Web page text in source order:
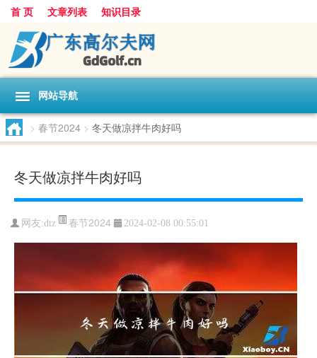
首 页 文章列表 知识目录
网站导航
> 春节2024 > 冬天做凉拌牛肉好吗
冬天做凉拌牛肉好吗
网友:dtz 春节2024 2024-02-08 00:55:01